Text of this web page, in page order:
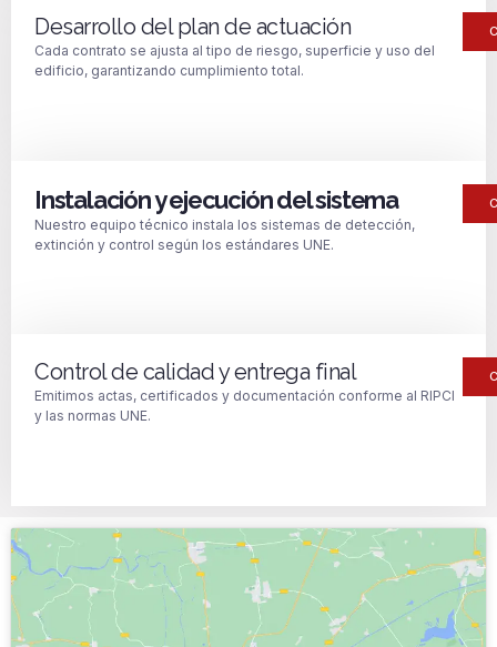
Desarrollo del plan de actuación
Cada contrato se ajusta al tipo de riesgo, superficie y uso del
edificio, garantizando cumplimiento total.
Instalación y ejecución del sistema
Nuestro equipo técnico instala los sistemas de detección,
extinción y control según los estándares UNE.
Control de calidad y entrega final
Emitimos actas, certificados y documentación conforme al RIPCI
y las normas UNE.